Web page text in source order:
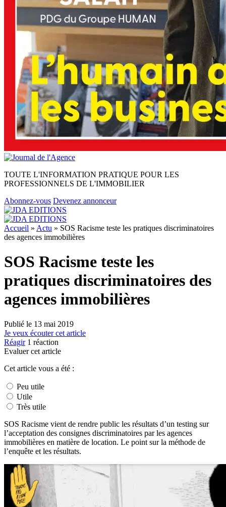
TOUTE L'INFORMATION PRATIQUE POUR LES
PROFESSIONNELS DE L'IMMOBILIER
Abonnez-vous Devenez annonceur
Accueil » Actu » SOS Racisme teste les pratiques discriminatoires
des agences immobilières
SOS Racisme teste les
pratiques discriminatoires des
agences immobilières
Publié le 13 mai 2019
Je veux écouter cet article
Réagir 1 réaction
Evaluer cet article
Cet article vous a été :
Peu utile
Utile
Très utile
SOS Racisme vient de rendre public les résultats d’un testing sur
l’acceptation des consignes discriminatoires par les agences
immobilières en matière de location. Le point sur la méthode de
l’enquête et les résultats.